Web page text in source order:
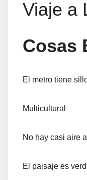
Viaje a
Cosas
El metro tiene
Multicultural
No hay casi aire
El paisaje es